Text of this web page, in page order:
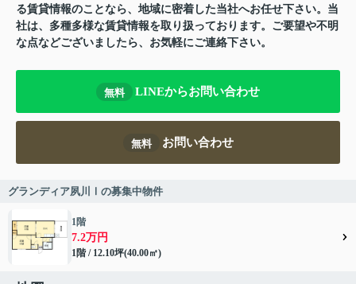
る賃貸情報のことなら、地域に密着した当社へお任せ下さい。当
社は、多種多様な賃貸情報を取り扱っております。ご要望や不明
な点などございましたら、お気軽にご連絡下さい。
無料 LINEからお問い合わせ
無料 お問い合わせ
グランディア夙川Ⅰの募集中物件
1階
7.2万円
1階 / 12.10坪(40.00㎡)